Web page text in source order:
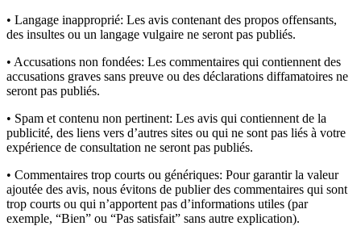
• Langage inapproprié: Les avis contenant des propos offensants,
des insultes ou un langage vulgaire ne seront pas publiés.
• Accusations non fondées: Les commentaires qui contiennent des
accusations graves sans preuve ou des déclarations diffamatoires ne
seront pas publiés.
• Spam et contenu non pertinent: Les avis qui contiennent de la
publicité, des liens vers d’autres sites ou qui ne sont pas liés à votre
expérience de consultation ne seront pas publiés.
• Commentaires trop courts ou génériques: Pour garantir la valeur
ajoutée des avis, nous évitons de publier des commentaires qui sont
trop courts ou qui n’apportent pas d’informations utiles (par
exemple, “Bien” ou “Pas satisfait” sans autre explication).